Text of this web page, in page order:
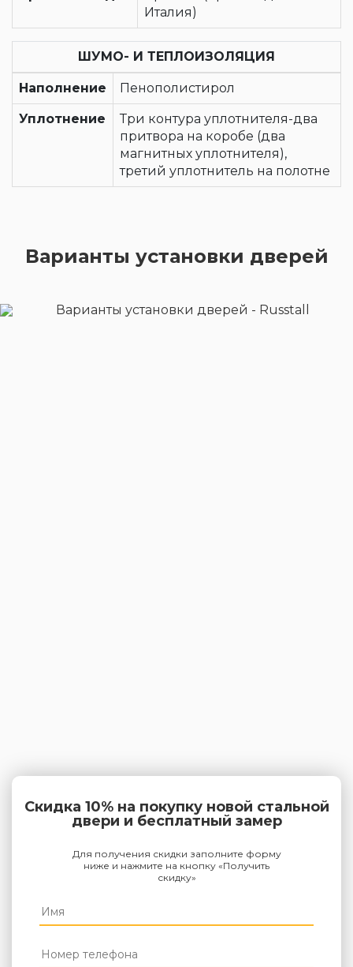
Италия)
ШУМО- И ТЕПЛОИЗОЛЯЦИЯ
Наполнение Пенополистирол
Уплотнение
Три контура уплотнителя-два
притвора на коробе (два
магнитных уплотнителя),
третий уплотнитель на полотне
Варианты установки дверей
Скидка 10% на покупку новой стальной
двери и бесплатный замер
Для получения скидки заполните форму
ниже и нажмите на кнопку «Получить
скидку»